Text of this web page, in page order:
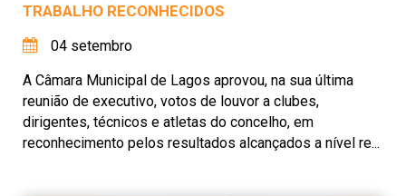
TRABALHO RECONHECIDOS
04 setembro
A Câmara Municipal de Lagos aprovou, na sua última
reunião de executivo, votos de louvor a clubes,
dirigentes, técnicos e atletas do concelho, em
reconhecimento pelos resultados alcançados a nível re...